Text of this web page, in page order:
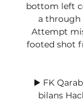
bottom left
a through
Attempt
footed shot
▶️ FK
bilans